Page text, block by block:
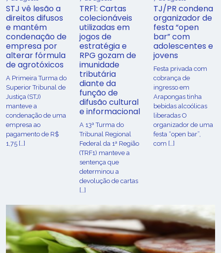
STJ vê lesão a
direitos difusos
e mantém
condenação de
empresa por
alterar fórmula
de agrotóxicos
​A Primeira Turma do
Superior Tribunal de
Justiça (STJ)
manteve a
condenação de uma
empresa ao
pagamento de R$
1,75 […]
TRF1: Cartas
colecionáveis
utilizadas em
jogos de
estratégia e
RPG gozam de
imunidade
tributária
diante da
função de
difusão cultural
e informacional
A 13ª Turma do
Tribunal Regional
Federal da 1ª Região
(TRF1) manteve a
sentença que
determinou a
devolução de cartas
[…]
TJ/PR condena
organizador de
festa “open
bar” com
adolescentes e
jovens
Festa privada com
cobrança de
ingresso em
Arapongas tinha
bebidas alcoólicas
liberadas O
organizador de uma
festa “open bar”,
com […]